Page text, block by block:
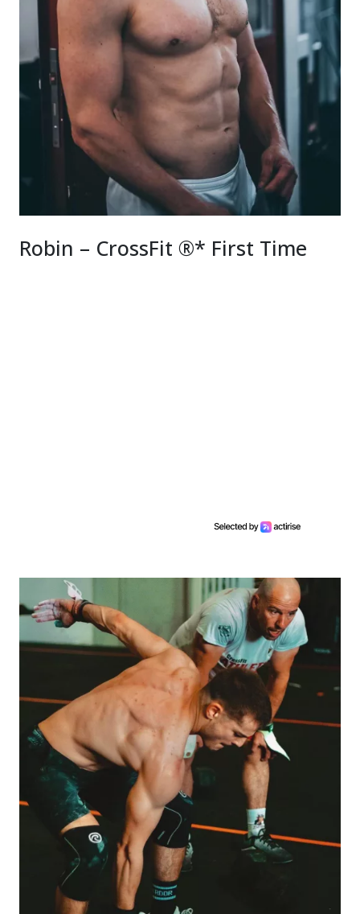
Robin – CrossFit ®* First Time